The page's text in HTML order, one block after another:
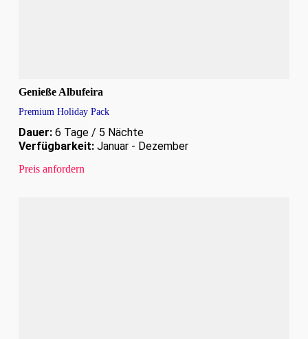
Genieße Albufeira
Premium Holiday Pack
Dauer:6 Tage / 5 Nächte
Verfügbarkeit:Januar - Dezember
Preis anfordern